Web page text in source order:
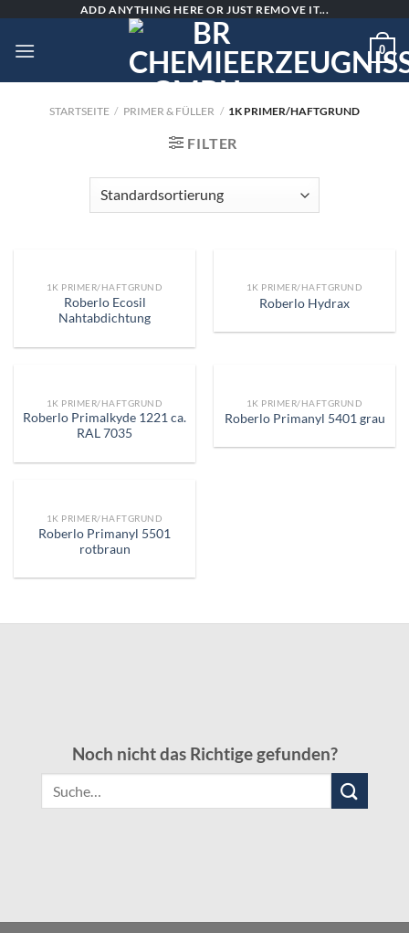
content
ADD ANYTHING HERE OR JUST REMOVE IT...
0
STARTSEITE / PRIMER & FÜLLER / 1K PRIMER/HAFTGRUND
FILTER
1K PRIMER/HAFTGRUND
Roberlo Ecosil
Nahtabdichtung
1K PRIMER/HAFTGRUND
Roberlo Hydrax
1K PRIMER/HAFTGRUND
Roberlo Primalkyde 1221 ca.
RAL 7035
1K PRIMER/HAFTGRUND
Roberlo Primanyl 5401 grau
1K PRIMER/HAFTGRUND
Roberlo Primanyl 5501
rotbraun
Noch nicht das Richtige gefunden?